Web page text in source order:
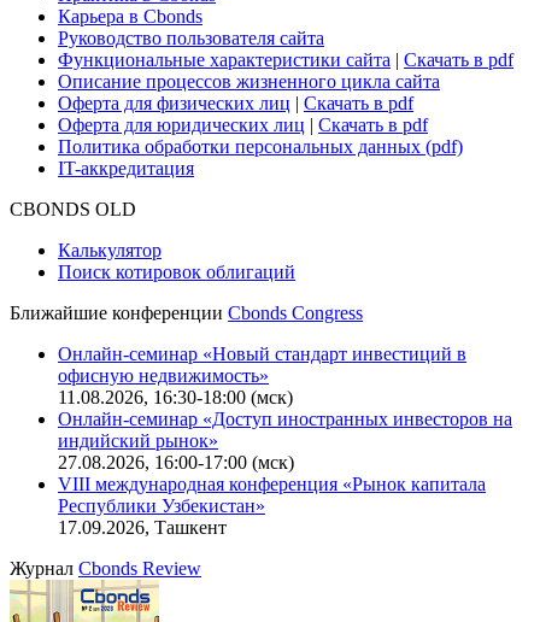
Для клиентов
О нас
Безопасность проведения платежей
Практика в Cbonds
Карьера в Cbonds
Руководство пользователя сайта
Функциональные характеристики сайта|Скачать в pdf
Описание процессов жизненного цикла сайта
Оферта для физических лиц
Оферта для юридических лиц
IT-аккредитация
Поиск котировок облигаций
Ближайшие конференцииCbonds Congress
Онлайн-семинар «Новый стандарт инвестиций в
офисную недвижимость»
11.08.2026, 16:30-18:00 (мск)
Онлайн-семинар «Доступ иностранных инвесторов на
индийский рынок»
VIII международная конференция «Рынок капитала
Республики Узбекистан»
17.09.2026, Ташкент